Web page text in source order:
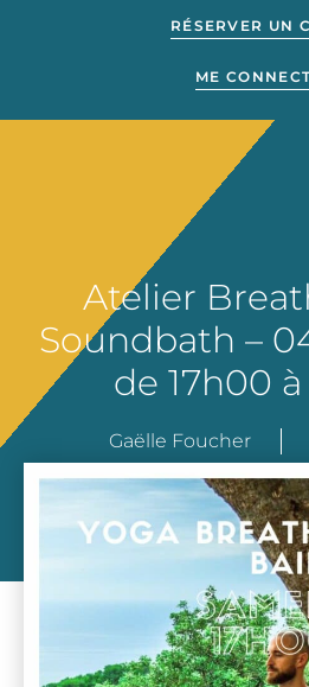
RÉSERVER UN
ME
Atelier
Soundbath –
de 17h00
Gaëlle Foucher